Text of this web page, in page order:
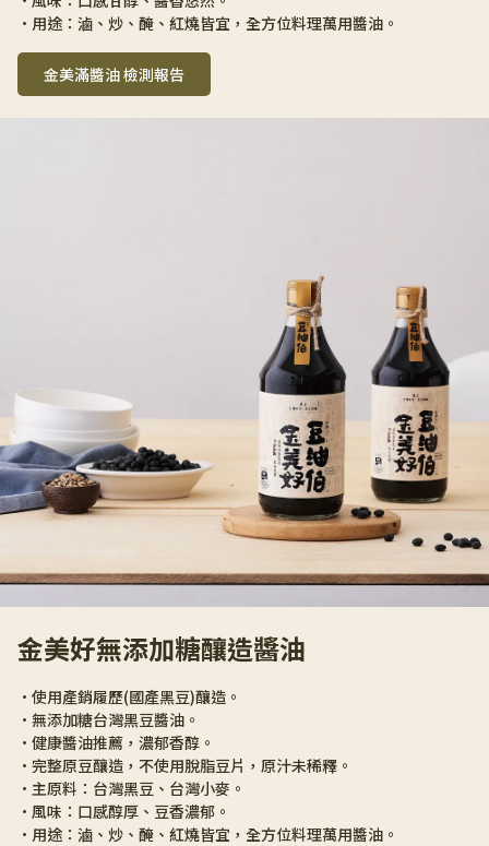
•用途：滷、炒、醃、紅燒皆宜，全方位料理萬用醬油。
金美滿醬油 檢測報告
金美好無添加糖釀造醬油
•使用產銷履歷(國產黑豆)釀造。
•無添加糖台灣黑豆醬油。
•健康醬油推薦，濃郁香醇。
•完整原豆釀造，不使用脫脂豆片，原汁未稀釋。
•主原料：台灣黑豆、台灣小麥。
•風味：口感醇厚、豆香濃郁。
•用途：滷、炒、醃、紅燒皆宜，全方位料理萬用醬油。